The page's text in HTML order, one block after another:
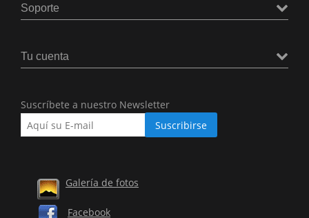
Soporte
Tu cuenta
Suscríbete a nuestro Newsletter
Galería de fotos
Facebook